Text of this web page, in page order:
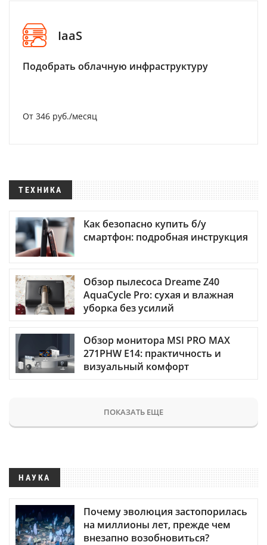
IaaS
Подобрать облачную инфраструктуру
От 346 руб./месяц
ТЕХНИКА
Как безопасно купить б/у
смартфон: подробная инструкция
Обзор пылесоса Dreame Z40
AquaCycle Pro: сухая и влажная
уборка без усилий
Обзор монитора MSI PRO MAX
271PHW E14: практичность и
визуальный комфорт
ПОКАЗАТЬ ЕЩЕ
НАУКА
Почему эволюция застопорилась
на миллионы лет, прежде чем
внезапно возобновиться?